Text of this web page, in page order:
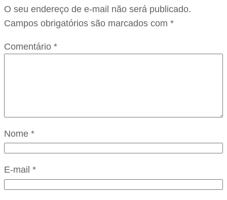
O seu endereço de e-mail não será publicado.
Campos obrigatórios são marcados com *
Comentário *
Nome *
E-mail *